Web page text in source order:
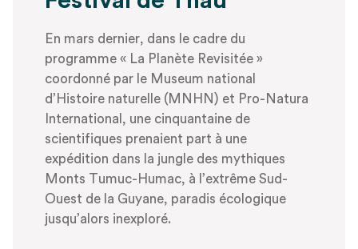
En mars dernier, dans le cadre du
programme « La Planète Revisitée »
coordonné par le Museum national
d’Histoire naturelle (MNHN) et Pro-Natura
International, une cinquantaine de
scientifiques prenaient part à une
expédition dans la jungle des mythiques
Monts Tumuc-Humac, à l’extrême Sud-
Ouest de la Guyane, paradis écologique
jusqu’alors inexploré.